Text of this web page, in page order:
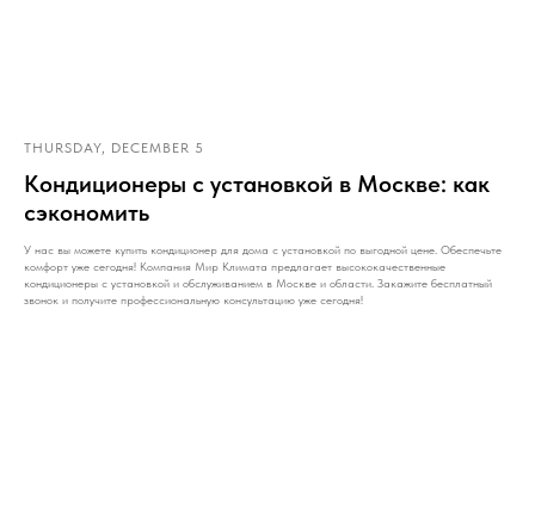
THURSDAY, DECEMBER 5
Кондиционеры с установкой в Москве: как
сэкономить
У нас вы можете купить кондиционер для дома с установкой по выгодной цене. Обеспечьте
комфорт уже сегодня! Компания Мир Климата предлагает высококачественные
кондиционеры с установкой и обслуживанием в Москве и области. Закажите бесплатный
звонок и получите профессиональную консультацию уже сегодня!